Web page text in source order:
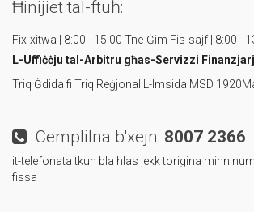
Ħinijiet tal-ftuħ:
Fix-xitwa | 8:00 - 15:00 Tne-Ġim Fis-sajf | 8:00 -
L-Uffiċċju tal-Arbitru għas-Servizzi
Triq Ġdida fi Triq Reġjonali L-Imsida MSD 1920
Cemplilna b'xejn: 8007 2366
it-telefonata tkun bla hlas jekk torigina minn
fissa